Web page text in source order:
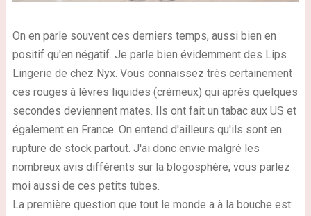
On en parle souvent ces derniers temps, aussi bien en
positif qu'en négatif. Je parle bien évidemment des Lips
Lingerie de chez Nyx. Vous connaissez très certainement
ces rouges à lèvres liquides (crémeux) qui après quelques
secondes deviennent mates. Ils ont fait un tabac aux US et
également en France. On entend d'ailleurs qu'ils sont en
rupture de stock partout. J'ai donc envie malgré les
nombreux avis différents sur la blogosphère, vous parlez
moi aussi de ces petits tubes.
La première question que tout le monde a à la bouche est: